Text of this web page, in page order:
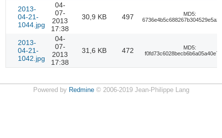
2013-
04-21-
1044.jpg
04-
07-
2013
17:38
30,9 KB 497
MD5:
2013-
04-21-
1042.jpg
04-
07-
2013
17:38
31,6 KB 472
MD5:
Powered by Redmine© 2006-2019 Jean-Philippe Lang